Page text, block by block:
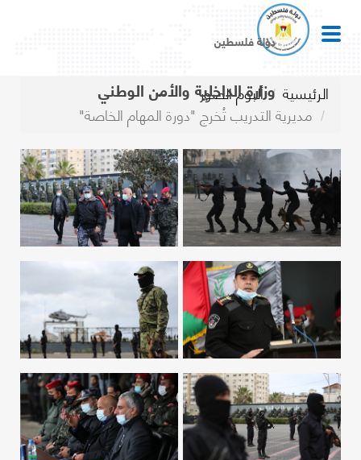
دولة فلسطين
وزارة الداخلية والأمن الوطني الرئيسية ألبوم الصور
مديرية التدريب تُخرج "دورة المهام الخاصة"